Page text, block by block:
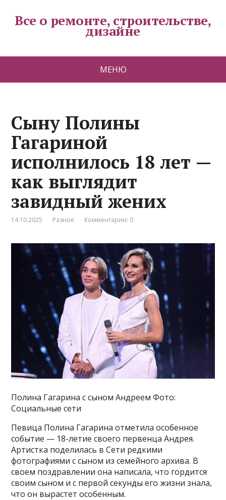
Все о ремонте, строительстве,
дизайне
МЕНЮ
Сыну Полины
Гагариной
исполнилось 18 лет —
как выглядит
завидный жених
14.10.2025 Разное Комментарии: 0
Полина Гагарина с сыном Андреем Фото:
Социальные сети
Певица Полина Гагарина отметила особенное
событие — 18-летие своего первенца Андрея.
Артистка поделилась в Сети редкими
фотографиями с сыном из семейного архива. В
своем поздравлении она написала, что гордится
своим сыном и с первой секунды его жизни знала,
что он вырастет особенным.